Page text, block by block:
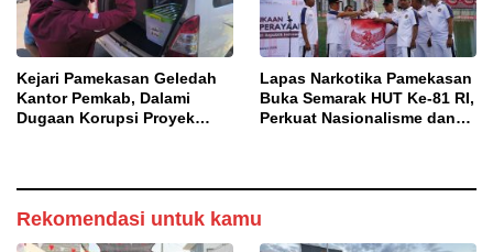
Kejari Pamekasan Geledah
Kantor Pemkab, Dalami
Dugaan Korupsi Proyek
Lapas Narkotika Pamekasan
Buka Semarak HUT Ke-81 RI,
Perkuat Nasionalisme dan
Rekomendasi untuk kamu